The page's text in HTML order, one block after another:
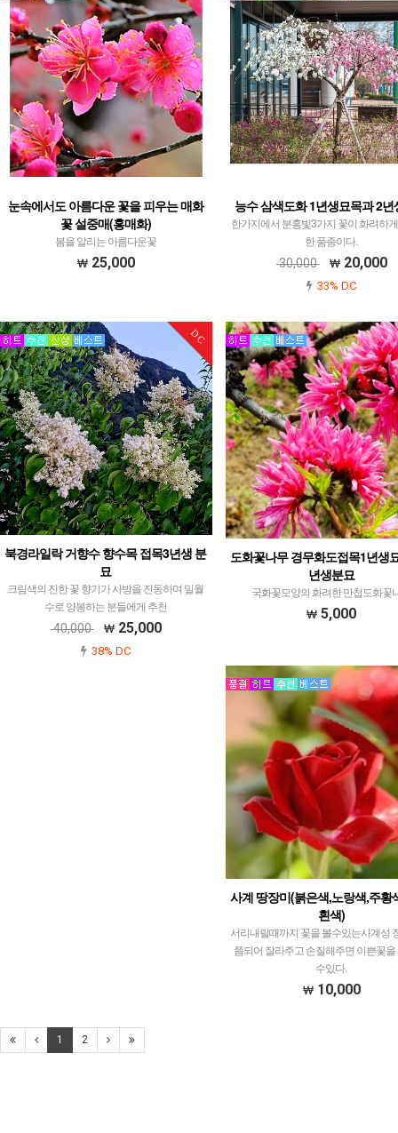
눈속에서도 아름다운 꽃을 피우는 매화
꽃 설중매(홍매화)
봄을 알리는 아름다운꽃
25,000
능수 삼색도화 1년생묘목과 2년
한가지에서 분홍빛3가지 꽃이 화려하
한 품종이다.
30,000 20,000
33% DC
DC
북경라일락 거향수 향수목 접목3년생 분
묘
크림색의 진한 꽃 향기가 사방을 진동하며 밀월
수로 양봉하는 분들에게 추천
40,000 25,000
38% DC
도화꽃나무 경무화도접목1년생
년생분묘
국화꽃모양의 화려한 만첩도화꽃
5,000
사계 땅장미(붉은색,노랑색,주황
흰색)
서리내릴때까지 꽃을 볼수있는사계성
쯤되어 잘라주고 손질해주면 이쁜꽃을
수있다.
10,000
1 2